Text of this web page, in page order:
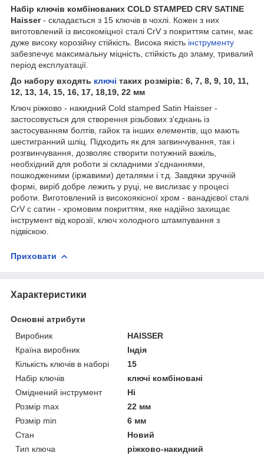
Набір ключів комбінованих COLD STAMPED CRV SATINE
Haisser- складається з 15 ключів в чохлі. Кожен з них
виготовлений із високоміцної сталі CrV з покриттям сатин, має
дуже високу корозійну стійкість. Висока якість інструменту
забезпечує максимальну міцність, стійкість до зламу, тривалий
період експлуатації.
До набору входять ключі таких розмірів: 6, 7, 8, 9, 10, 11,
12, 13, 14, 15, 16, 17, 18,19, 22 мм
Ключ ріжково - накидний Cold stamped Satin Haisser -
застосовується для створення різьбових з'єднань із
застосуванням болтів, гайок та інших елементів, що мають
шестигранний шліц. Підходить як для загвинчування, так і
розгвинчування, дозволяє створити потужний важіль,
необхідний для роботи зі складними з'єднаннями,
пошкодженими (іржавими) деталями і т.д. Завдяки зручній
формі, виріб добре лежить у руці, не вислизає у процесі
роботи. Виготовлений із високоякісної хром - ванадієвої сталі
CrV с сатин - хромовим покриттям, яке надійно захищає
інструмент від корозії, ключ холодного штампування з
підвіскою.
Приховати
Характеристики
Основні атрибути
Виробник
HAISSER
Країна виробник
Індія
Кількість ключів в наборі
15
Набір ключів
ключі комбіновані
Оміднений інструмент
Ні
Розмір max
22 мм
Розмір min
6 мм
Стан
Новий
Тип ключа
ріжково-накидний